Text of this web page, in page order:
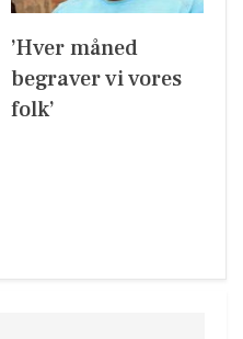
’Hver måned
begraver vi vores
folk’